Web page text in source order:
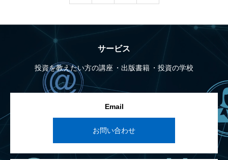
サービス
投資を教えたい方の講座 出版書籍 投資の学校
Email
お問い合わせ